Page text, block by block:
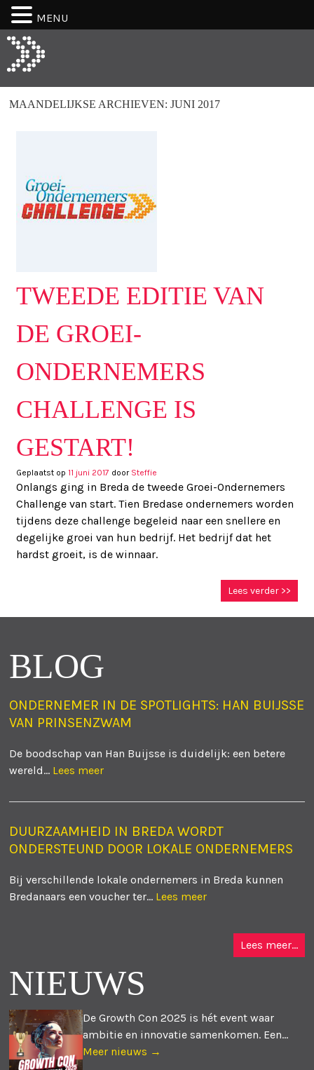
MAANDELIJKSE ARCHIEVEN: JUNI 2017
TWEEDE EDITIE VAN
DE GROEI-
ONDERNEMERS
CHALLENGE IS
GESTART!
Geplaatst op 11 juni 2017 door Steffie
Onlangs ging in Breda de tweede Groei-Ondernemers
Challenge van start. Tien Bredase ondernemers worden
tijdens deze challenge begeleid naar een snellere en
degelijke groei van hun bedrijf. Het bedrijf dat het
hardst groeit, is de winnaar.
Lees verder >>
BLOG
ONDERNEMER IN DE SPOTLIGHTS: HAN BUIJSSE
VAN PRINSENZWAM
De boodschap van Han Buijsse is duidelijk: een betere
wereld... Lees meer
DUURZAAMHEID IN BREDA WORDT
ONDERSTEUND DOOR LOKALE ONDERNEMERS
Bij verschillende lokale ondernemers in Breda kunnen
Bredanaars een voucher ter... Lees meer
Lees meer...
NIEUWS
De Growth Con 2025 is hét event waar
ambitie en innovatie samenkomen. Een...
Meer nieuws →
MENU